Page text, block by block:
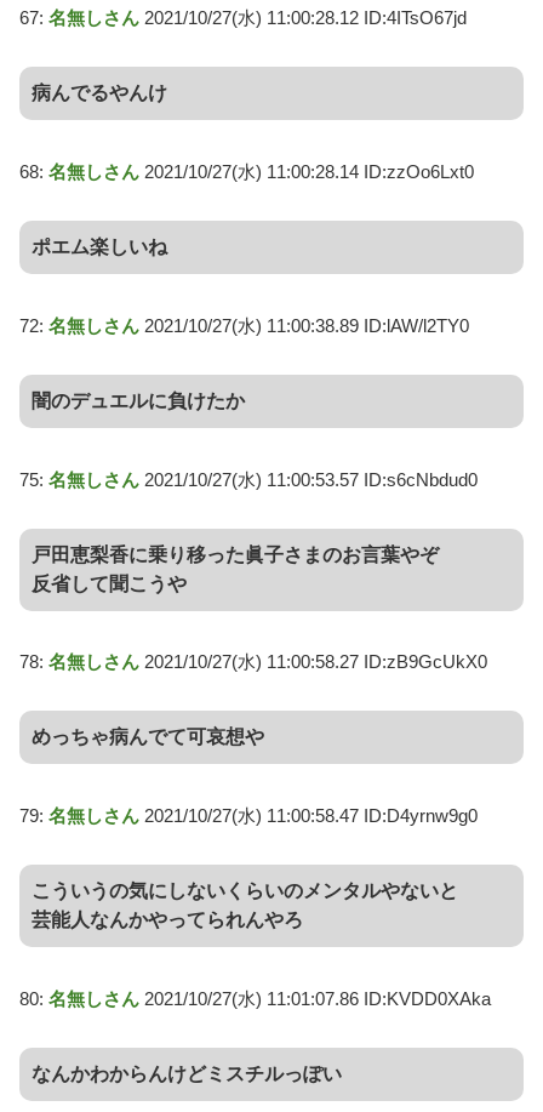
67: 名無しさん 2021/10/27(水) 11:00:28.12 ID:4ITsO67jd
病んでるやんけ
68: 名無しさん 2021/10/27(水) 11:00:28.14 ID:zzOo6Lxt0
ポエム楽しいね
72: 名無しさん 2021/10/27(水) 11:00:38.89 ID:lAW/l2TY0
闇のデュエルに負けたか
75: 名無しさん 2021/10/27(水) 11:00:53.57 ID:s6cNbdud0
戸田恵梨香に乗り移った眞子さまのお言葉やぞ
反省して聞こうや
78: 名無しさん 2021/10/27(水) 11:00:58.27 ID:zB9GcUkX0
めっちゃ病んでて可哀想や
79: 名無しさん 2021/10/27(水) 11:00:58.47 ID:D4yrnw9g0
こういうの気にしないくらいのメンタルやないと
芸能人なんかやってられんやろ
80: 名無しさん 2021/10/27(水) 11:01:07.86 ID:KVDD0XAka
なんかわからんけどミスチルっぽい